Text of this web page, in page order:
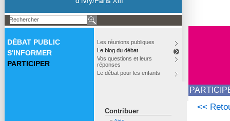
DÉBAT PUBLIC
S'INFORMER
PARTICIPER
Les réunions publiques
Le blog du débat
Vos questions et leurs
réponses
Le débat pour les enfants
Contribuer <<